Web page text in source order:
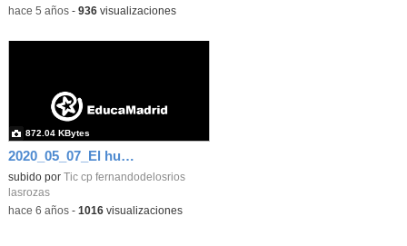
-hace 5 años- 936visualizaciones
2020_05_07_El huerto en abril_CEIP FDLR_Las Rozas 4
subido por Tic cp fernandodelosrios
lasrozas
872.04 KBytes
-hace 6 años- 1016visualizaciones